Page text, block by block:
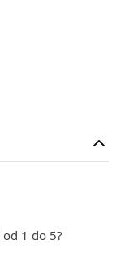
1 do 5?